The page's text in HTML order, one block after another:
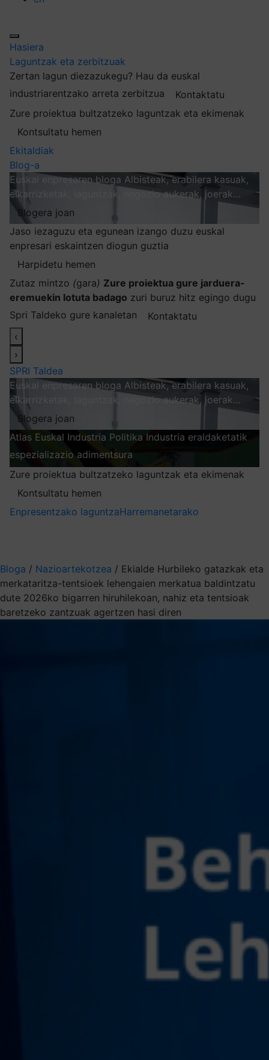
Hasiera
Laguntzak eta zerbitzuak
Zertan lagun diezazukegu? Hau da euskal
industriarentzako arreta zerbitzua
Kontaktatu
Zure proiektua bultzatzeko laguntzak eta ekimenak
Kontsultatu hemen
Ekitaldiak
Blog-a
Euskal enpresaren bloga Albisteak, erabilera kasuak,
elkarrizketak, laguntzak, negozio aukerak, joerak…
Blogera joan
Jaso iezaguzu eta egunean izango duzu euskal
enpresari eskaintzen diogun guztia
Harpidetu hemen
Zutaz mintzo (gara) Zure proiektua gure jarduera-
eremuekin lotuta badago zuri buruz hitz egingo dugu
Spri Taldeko gure kanaletan
Kontaktatu
‹
›
SPRI Taldea
Euskal enpresaren bloga Albisteak, erabilera kasuak,
elkarrizketak, laguntzak, negozio aukerak, joerak…
Blogera joan
Atlas Euskal Industria Politika Industria eraldaketatik
espezializazio adimentsura
Zure proiektua bultzatzeko laguntzak eta ekimenak
Kontsultatu hemen
Enpresentzako laguntzaHarremanetarako
Bloga / Nazioartekotzea / Ekialde Hurbileko gatazkak eta
merkataritza-tentsioek lehengaien merkatua baldintzatu
dute 2026ko bigarren hiruhilekoan, nahiz eta tentsioak
baretzeko zantzuak agertzen hasi diren